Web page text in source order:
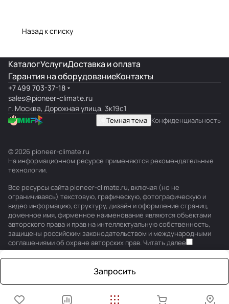
Назад к списку
Запросить
КаталогУслугиДоставка и оплата
Гарантия на оборудованиеКонтакты
+7 499 703-37-18
sales@pioneer-climate.ru
г. Москва, Дорожная улица, 3к19с1
Темная тема Конфиденциальность
© 2026 pioneer-climate.ru
На информационном ресурсе применяются рекомендательные
технологии.
Все ресурсы сайта pioneer-climate.ru, включая (но не
ограничиваясь) текстовую, графическую, фотографическую и
видео информацию, структуру, дизайн и оформление страниц,
доменное имя, фирменное наименование являются объектами
авторского права и прав на интеллектуальную собственность,
защищены российским законодательством и международными
соглашениями об охране авторских прав. Читать далее